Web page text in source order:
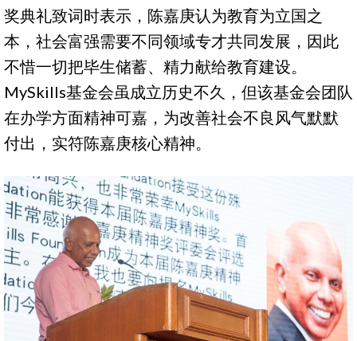
奖典礼致词时表示，陈嘉庚认为教育为立国之
本，社会富强需要不同领域专才共同发展，因此
不惜一切把毕生储蓄、精力献给教育建设。
MySkills基金会虽成立历史不久，但该基金会团队
在办学方面精神可嘉，为改善社会不良风气默默
付出，实符陈嘉庚核心精神。